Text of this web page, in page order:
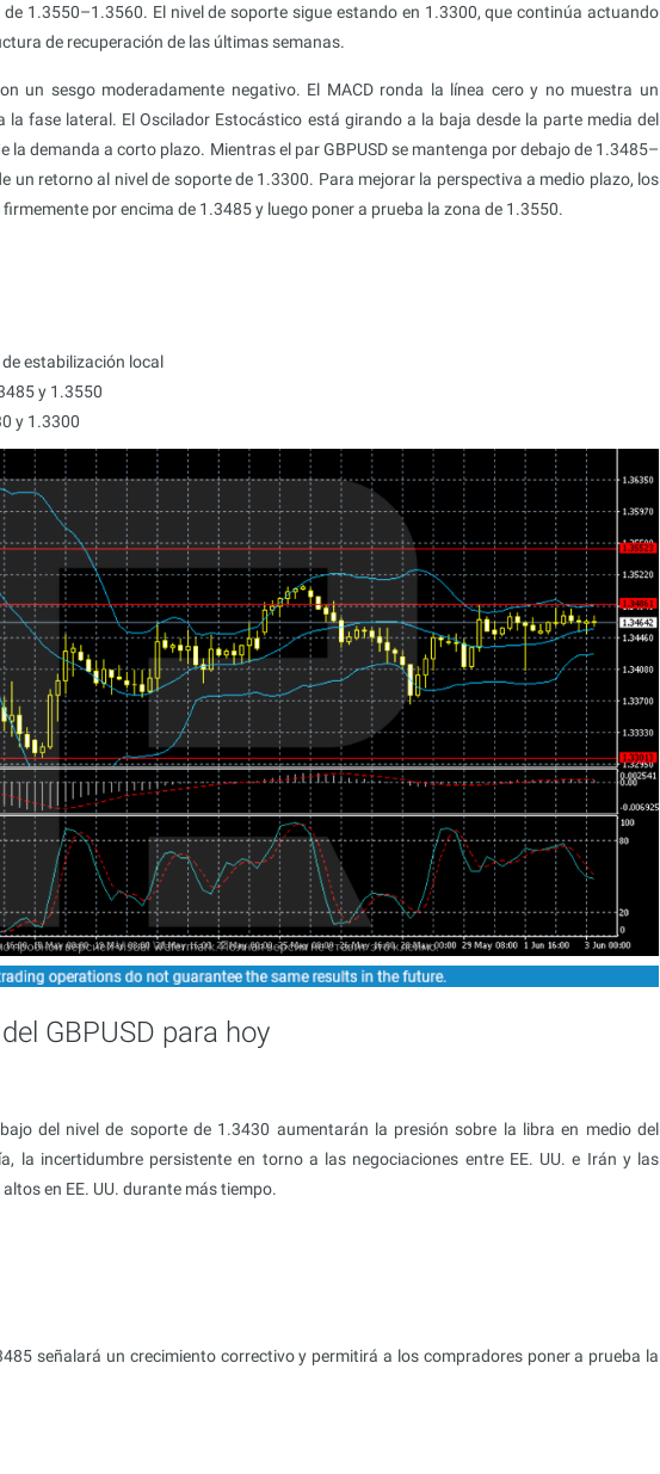
1.3550–1.3560. El nivel de soporte sigue estando en 1.3300, que continúa actuando
de recuperación de las últimas semanas.
un sesgo moderadamente negativo. El MACD ronda la línea cero y no muestra un
fase lateral. El Oscilador Estocástico está girando a la baja desde la parte media del
la demanda a corto plazo. Mientras el par GBPUSD se mantenga por debajo de 1.3485–
un retorno al nivel de soporte de 1.3300. Para mejorar la perspectiva a medio plazo, los
por encima de 1.3485 y luego poner a prueba la zona de 1.3550.
estabilización local
y 1.3550
y 1.3300
GBPUSD para hoy
del nivel de soporte de 1.3430 aumentarán la presión sobre la libra en medio del
la incertidumbre persistente en torno a las negociaciones entre EE. UU. e Irán y las
en EE. UU. durante más tiempo.
señalará un crecimiento correctivo y permitirá a los compradores poner a prueba la